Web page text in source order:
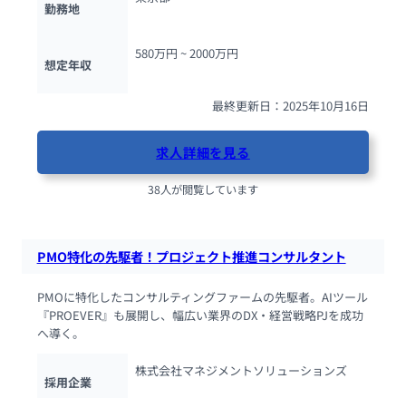
勤務地
想定年収
580万円 ~ 2000万円
最終更新日：2025年10月16日
求人詳細を見る
38人が閲覧しています
PMO特化の先駆者！プロジェクト推進コンサルタント
PMOに特化したコンサルティングファームの先駆者。AIツール
『PROEVER』も展開し、幅広い業界のDX・経営戦略PJを成功
へ導く。
採用企業
株式会社マネジメントソリューションズ